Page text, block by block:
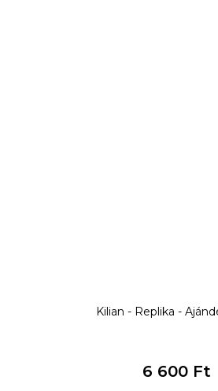
Kilian - Replika -
6 600 Ft